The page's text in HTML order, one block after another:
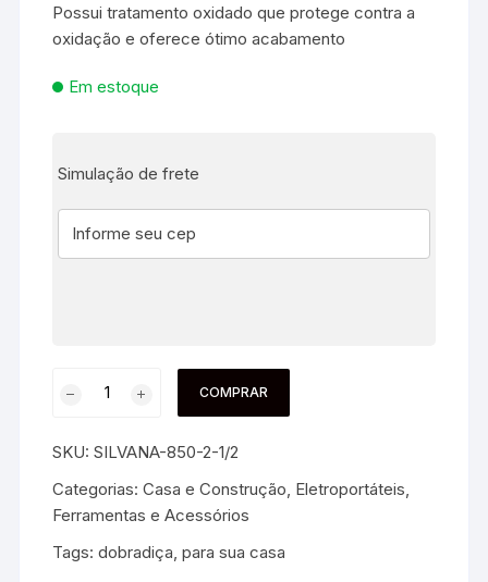
Possui tratamento oxidado que protege contra a
oxidação e oferece ótimo acabamento
Em estoque
Simulação de frete
COMPRAR
SKU:SILVANA-850-2-1/2
Categorias:Casa e Construção, Eletroportáteis,
Ferramentas e Acessórios
Tags:dobradiça,para sua casa